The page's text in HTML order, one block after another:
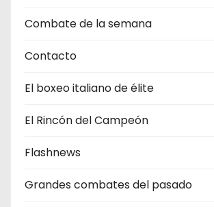
Combate de la semana
Contacto
El boxeo italiano de élite
El Rincón del Campeón
Flashnews
Grandes combates del pasado